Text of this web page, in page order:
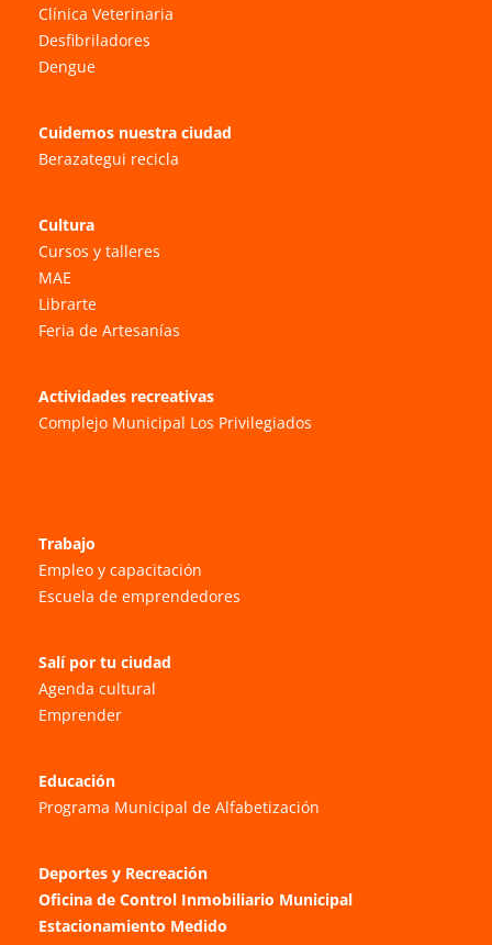
Clínica Veterinaria
Desfibriladores
Dengue
Cuidemos nuestra ciudad
Berazategui recicla
Cultura
Cursos y talleres
MAE
Librarte
Feria de Artesanías
Actividades recreativas
Complejo Municipal Los Privilegiados
Trabajo
Empleo y capacitación
Escuela de emprendedores
Salí por tu ciudad
Agenda cultural
Emprender
Educación
Programa Municipal de Alfabetización
Deportes y Recreación
Oficina de Control Inmobiliario Municipal
Estacionamiento Medido